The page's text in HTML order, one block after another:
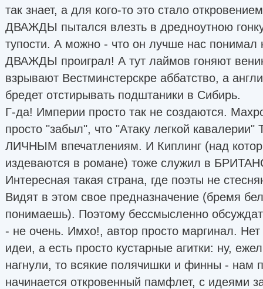
так знает, а для кого-то это стало
ДВАЖДЫ пытался влезть в дредноутною
тупости. А можно - что он лучше нас понимал
ДВАЖДЫ проиграл! А тут лаймов гоняют
взрывают Вестминстерскре аббатство, а
бредет отстирывать подштаники в Сибирь.
Г-да! Империи просто так не создаются.
просто "забыл", что "Атаку легкой кавалерии"
ЛИЧНЫМ впечатлениям. И Киплинг (над
издеваются в романе) тоже служил в
Интересная такая страна, где поэты не
Видят в этом свое предназначение (бремя
понимаешь). Поэтому бессмысленно
- не очень. Имхо!, автор просто маргинал. Нет
идеи, а есть просто кустарные агитки: ну,
нагнули, то всякие полячишки и финны - нам
начинается откровенный памфлет, с идеями